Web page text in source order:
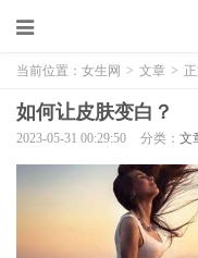
当前位置： 女生网 > 文章 >
如何让皮肤变白？
2023-05-31 00:29:50 分类： 文